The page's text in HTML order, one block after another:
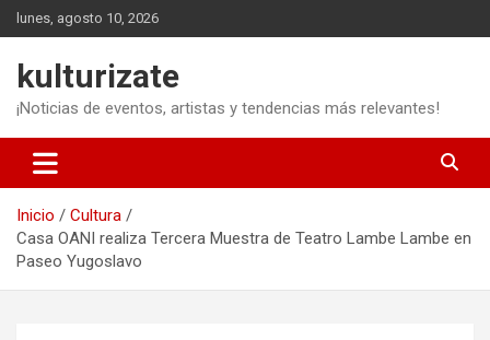
Saltar
al
lunes, agosto 10, 2026
kulturizate
¡Noticias de eventos, artistas y tendencias más relevantes!
Inicio
Cultura
Casa OANI realiza Tercera Muestra de Teatro Lambe Lambe en
Paseo Yugoslavo